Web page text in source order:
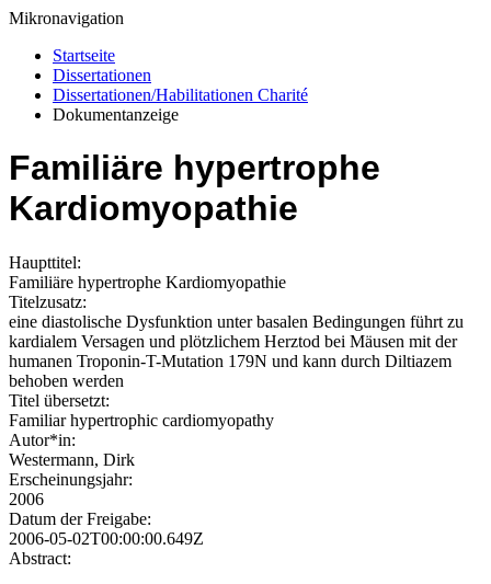
Mikronavigation
Startseite
Dissertationen
Dissertationen/Habilitationen Charité
Dokumentanzeige
Familiäre hypertrophe
Kardiomyopathie
Haupttitel:
Familiäre hypertrophe Kardiomyopathie
Titelzusatz:
eine diastolische Dysfunktion unter basalen Bedingungen führt zu
kardialem Versagen und plötzlichem Herztod bei Mäusen mit der
humanen Troponin-T-Mutation 179N und kann durch Diltiazem
behoben werden
Titel übersetzt:
Familiar hypertrophic cardiomyopathy
Autor*in:
Westermann, Dirk
Erscheinungsjahr:
2006
Datum der Freigabe:
2006-05-02T00:00:00.649Z
Abstract: